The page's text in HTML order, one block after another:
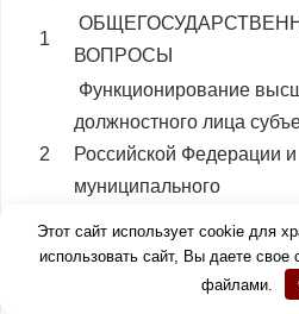
1
ВОПРОСЫ
2
Функционирование
должностного лица
Российской Федерации и
муниципального
3
Непрограммные
направления
Этот сайт использует cookie для
использовать сайт, Вы даете свое
файлами.